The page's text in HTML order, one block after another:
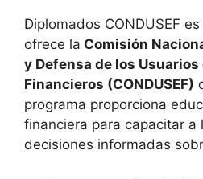
Diplomados CONDUSEF
ofrece la Comisión
y Defensa de los Usuarios
Financieros (CONDUSEF)
programa proporciona
financiera para capacitar a
decisiones informadas